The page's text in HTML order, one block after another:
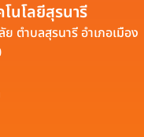
นโลยีสุรนารี
ตำบลสุรนารี อำเภอเมือ